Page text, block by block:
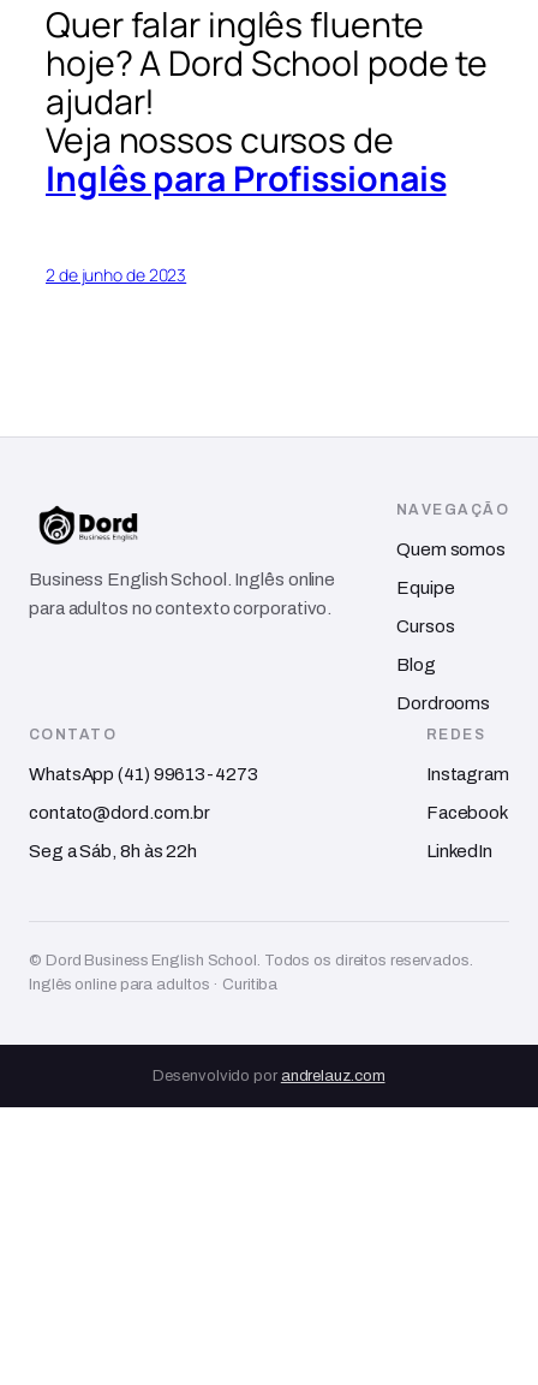
Quer falar inglês fluente
hoje? A Dord School pode te
ajudar!
Veja nossos cursos de
Inglês para Profissionais
2 de junho de 2023
Business English School. Inglês online
para adultos no contexto corporativo.
NAVEGAÇÃO
Quem somos
Equipe
Cursos
Blog
Dordrooms
CONTATO
WhatsApp (41) 99613-4273
contato@dord.com.br
Seg a Sáb, 8h às 22h
REDES
Instagram
Facebook
LinkedIn
© Dord Business English School. Todos os direitos reservados.
Inglês online para adultos · Curitiba
Desenvolvido por andrelauz.com